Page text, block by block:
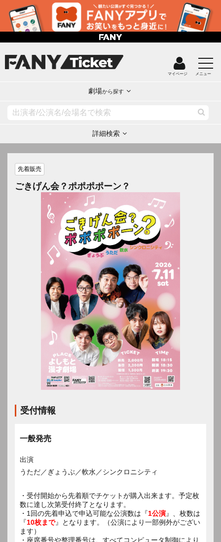
マイページ メニュー
劇場から探す
詳細検索
先着販売
ごきげん会？ポポポポーン？
受付情報
一般発売
出演
うただ／ぎょうぶ／軟水／シンクロニシティ
・受付開始から先着順でチケットが購入出来ます。予定枚
数に達し次第受付終了となります。
・1回の先着申込で申込可能な公演数は『1公演』、枚数は
『10枚まで』となります。（公演により一部例外がござい
ます）
・座席番号や整理番号は、すべてコンピュータ制御により